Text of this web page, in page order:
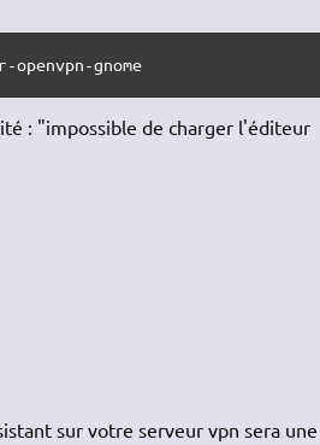
gnome
: "impossible de charger l'éditeur
sur votre serveur vpn sera une